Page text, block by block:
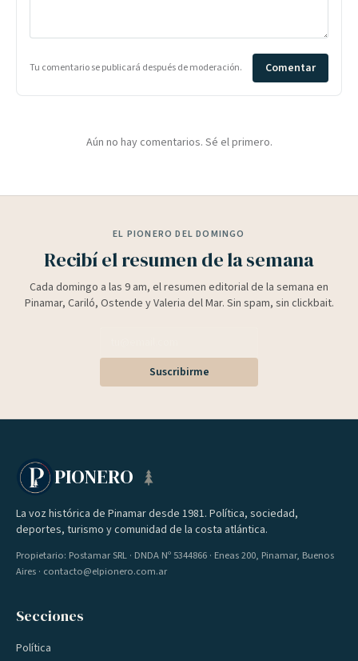
Tu comentario se publicará después de moderación. Comentar
Aún no hay comentarios. Sé el primero.
EL PIONERO DEL DOMINGO
Recibí el resumen de la semana
Cada domingo a las 9 am, el resumen editorial de la semana en
Pinamar, Cariló, Ostende y Valeria del Mar. Sin spam, sin clickbait.
Suscribirme
PIONERO
La voz histórica de Pinamar desde 1981. Política, sociedad,
deportes, turismo y comunidad de la costa atlántica.
Propietario: Postamar SRL · DNDA Nº 5344866 · Eneas 200, Pinamar, Buenos
Aires · contacto@elpionero.com.ar
Secciones
Política